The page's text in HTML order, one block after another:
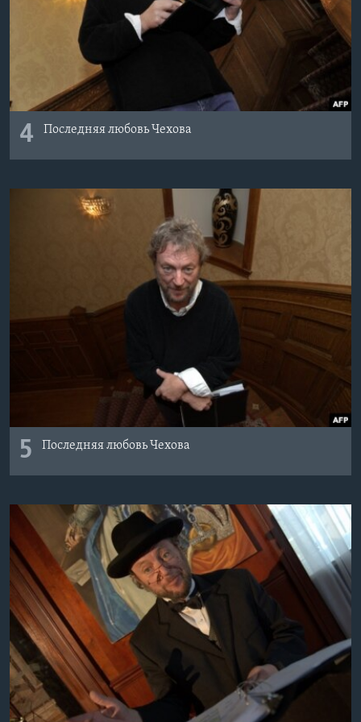
4 Последняя любовь Чехова
5 Последняя любовь Чехова